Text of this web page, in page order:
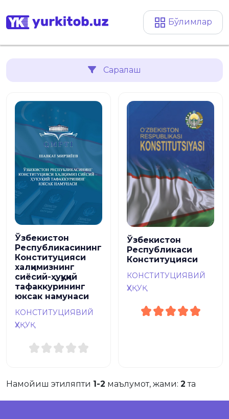
Бўлимлар
Саралаш
Ўзбекистон
Республикасининг
Конституцияси
халқимизнинг
сиёсий-ҳуқуқий
тафаккурининг
юксак намунаси
КОНСТИТУЦИЯВИЙ
ҲУҚУҚ
Ўзбекистон
Республикаси
Конституцияси
КОНСТИТУЦИЯВИЙ
ҲУҚУҚ
Намойиш этиляпти 1-2 маълумот, жами: 2 та